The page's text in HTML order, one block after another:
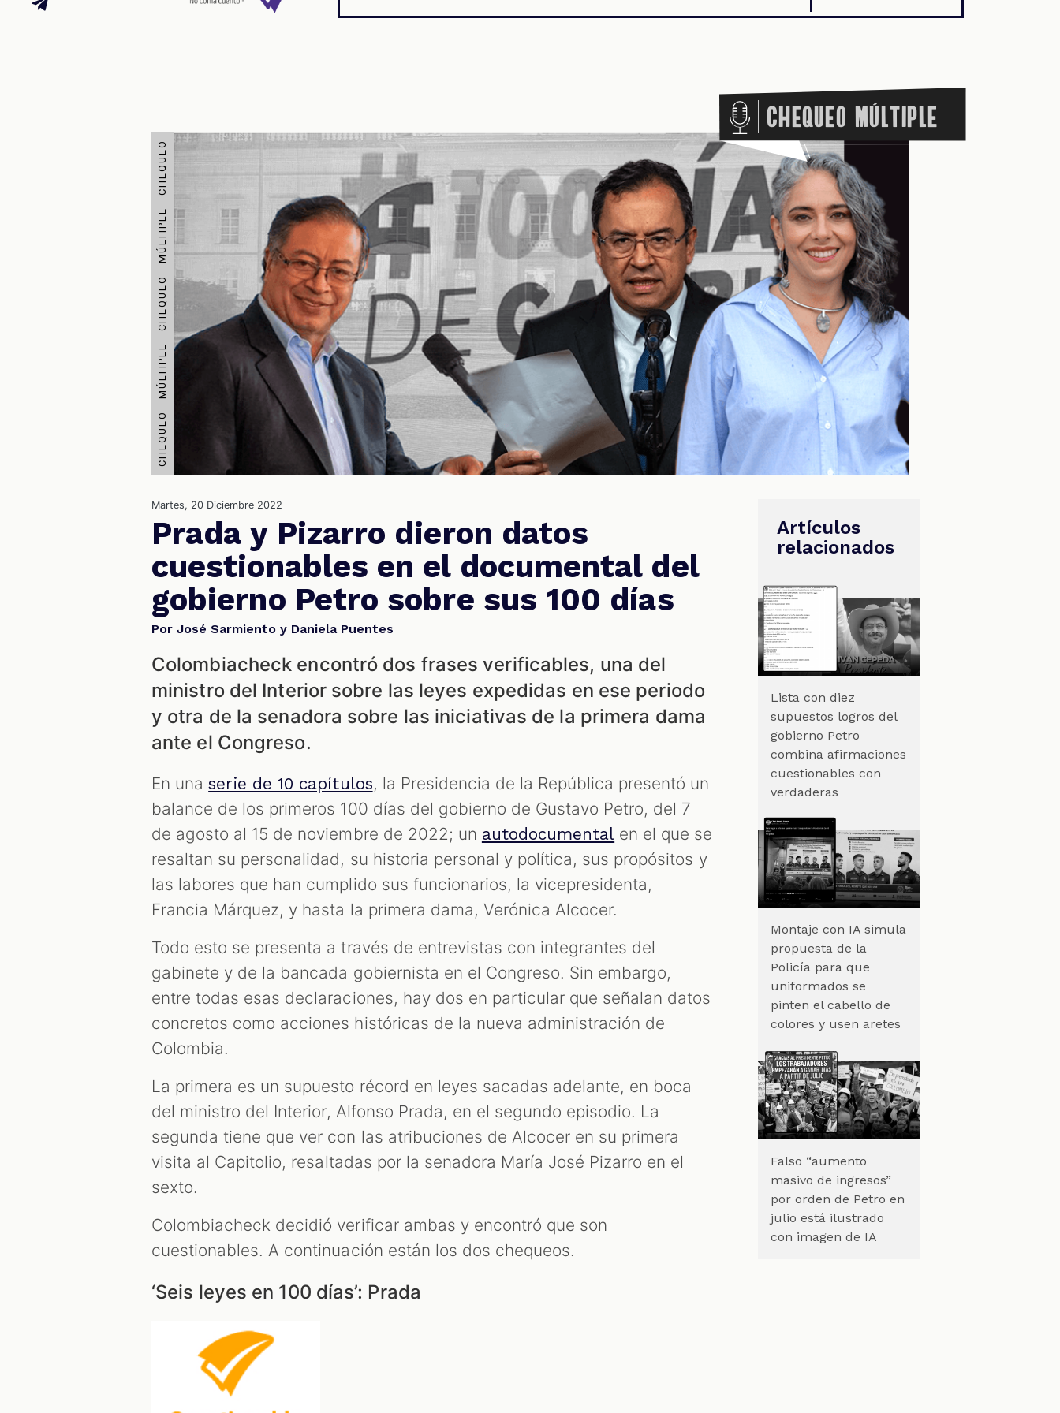
Chequeo Múltiple
Martes, 20 Diciembre 2022
Prada y Pizarro dieron datos
cuestionables en el documental del
gobierno Petro sobre sus 100 días
Por José Sarmiento y Daniela Puentes
Colombiacheck encontró dos frases verificables, una del
ministro del Interior sobre las leyes expedidas en ese periodo
y otra de la senadora sobre las iniciativas de la primera dama
ante el Congreso.
En unaserie de 10 capítulos, la Presidencia de la República presentó un
balance de los primeros 100 días del gobierno de Gustavo Petro, del 7
de agosto al 15 de noviembre de 2022; un autodocumental en el que se
resaltan su personalidad, su historia personal y política, sus propósitos y
las labores que han cumplido sus funcionarios, la vicepresidenta,
Francia Márquez, y hasta la primera dama, Verónica Alcocer.
Todo esto se presenta a través de entrevistas con integrantes del
gabinete y de la bancada gobiernista en el Congreso. Sin embargo,
entre todas esas declaraciones, hay dos en particular que señalan datos
concretos como acciones históricas de la nueva administración de
Colombia.
La primera es un supuesto récord en leyes sacadas adelante, en boca
del ministro del Interior, Alfonso Prada, en el segundo episodio. La
segunda tiene que ver con las atribuciones de Alcocer en su primera
visita al Capitolio, resaltadas por la senadora María José Pizarro en el
sexto.
Colombiacheck decidió verificar ambas y encontró que son
cuestionables. A continuación están los dos chequeos.
‘Seis leyes en 100 días’: Prada
Artículos
relacionados
Lista con diez
supuestos logros del
gobierno Petro
combina afirmaciones
cuestionables con
verdaderas
Montaje con IA simula
propuesta de la
Policía para que
uniformados se
pinten el cabello de
colores y usen aretes
Falso “aumento
masivo de ingresos”
por orden de Petro en
julio está ilustrado
con imagen de IA